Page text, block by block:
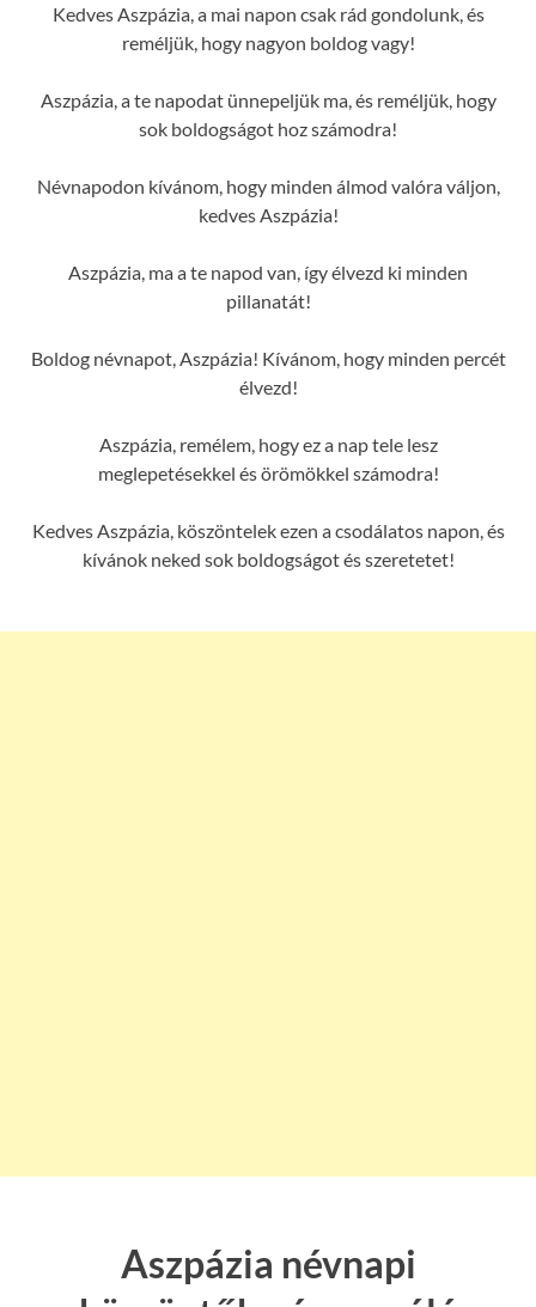
Kedves Aszpázia, a mai napon csak rád gondolunk, és
reméljük, hogy nagyon boldog vagy!
Aszpázia, a te napodat ünnepeljük ma, és reméljük, hogy
sok boldogságot hoz számodra!
Névnapodon kívánom, hogy minden álmod valóra váljon,
kedves Aszpázia!
Aszpázia, ma a te napod van, így élvezd ki minden
pillanatát!
Boldog névnapot, Aszpázia! Kívánom, hogy minden percét
élvezd!
Aszpázia, remélem, hogy ez a nap tele lesz
meglepetésekkel és örömökkel számodra!
Kedves Aszpázia, köszöntelek ezen a csodálatos napon, és
kívánok neked sok boldogságot és szeretetet!
Aszpázia névnapi